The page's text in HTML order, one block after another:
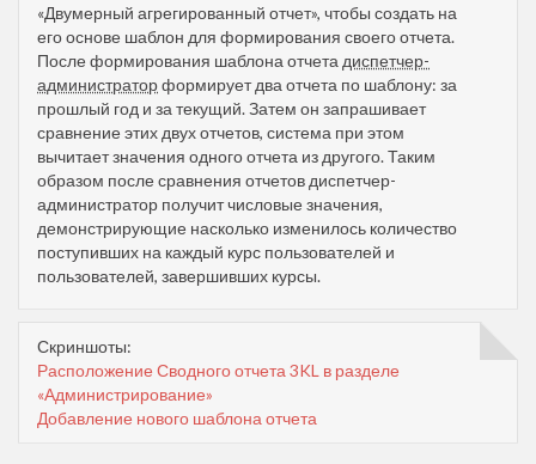
«Двумерный агрегированный отчет», чтобы создать на
его основе шаблон для формирования своего отчета.
После формирования шаблона отчета диспетчер-
администраторформирует два отчета по шаблону: за
прошлый год и за текущий. Затем он запрашивает
сравнение этих двух отчетов, система при этом
вычитает значения одного отчета из другого. Таким
образом после сравнения отчетов диспетчер-
администратор получит числовые значения,
демонстрирующие насколько изменилось количество
поступивших на каждый курс пользователей и
пользователей, завершивших курсы.
Скриншоты:
Расположение Сводного отчета 3KL в разделе
«Администрирование»
Добавление нового шаблона отчета